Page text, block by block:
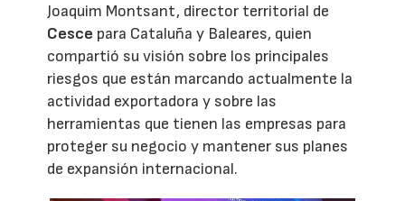
Joaquim Montsant, director territorial de
Cesce para Cataluña y Baleares, quien
compartió su visión sobre los principales
riesgos que están marcando actualmente la
actividad exportadora y sobre las
herramientas que tienen las empresas para
proteger su negocio y mantener sus planes
de expansión internacional.